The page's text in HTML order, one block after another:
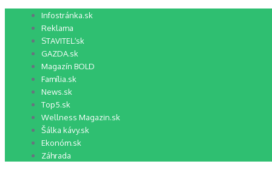
Preskočiť Infostránka.sk
Reklama
STAVITEĽ.sk
GAZDA.sk
Magazín BOLD
Família.sk
News.sk
Top5.sk
Wellness Magazin.sk
Šálka kávy.sk
Ekonóm.sk
Záhrada